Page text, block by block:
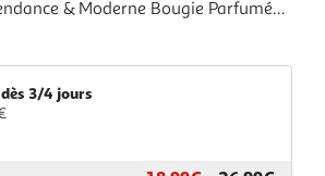
% de Parfum : 6 % Durée de
: 600 g Poids : 0,9 kg Couleur :
3/4 jours